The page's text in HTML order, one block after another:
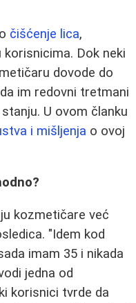
čišćenje lica,
Dok neki
dovode do
im redovni tretmani
U ovom članku
i mišljenja o ovoj
kozmetičare već
"Idem kod
imam 35 i nikada
jedna od
korisnici tvrde da